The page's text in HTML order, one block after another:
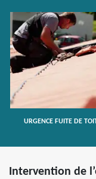
URGENCE FUITE DE
Intervention de